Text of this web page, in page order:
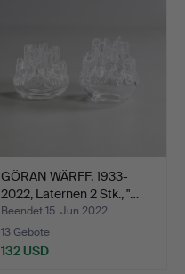
GÖRAN WÄRFF. 1933-
2022, Laternen 2 Stk., "…
Beendet 15. Jun 2022
13 Gebote
132 USD